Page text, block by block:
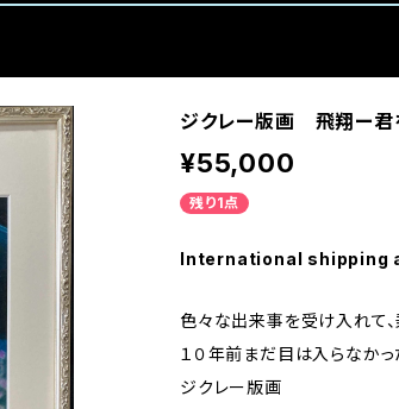
ジクレー版画 飛翔ー
¥55,000
残り1点
International shipping
色々な出来事を受け入れて、
１０年前まだ目は入らなかっ
ジクレー版画